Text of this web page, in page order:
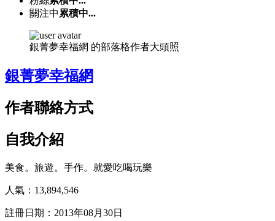
關注中 累積中...
銀菁夢幸福網 的部落格作者大頭照
銀菁夢幸福網
作者聯絡方式
自我介紹
美食。旅遊。手作。就愛吃喝玩樂
人氣： 13,894,546
註冊日期： 2013年08月30日